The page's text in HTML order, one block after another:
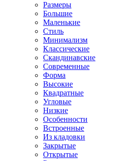
Размеры
Большие
Маленькие
Стиль
Минимализм
Классические
Скандинавские
Современные
Форма
Высокие
Квадратные
Угловые
Низкие
Особенности
Встроенные
Из кладовки
Закрытые
Открытые